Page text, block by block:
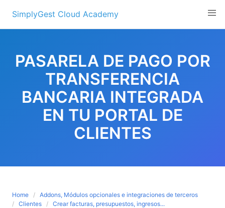
content
SimplyGest Cloud Academy
PASARELA DE PAGO POR
TRANSFERENCIA
BANCARIA INTEGRADA
EN TU PORTAL DE
CLIENTES
Home
Addons, Módulos opcionales e integraciones de terceros
Clientes
Crear facturas, presupuestos, ingresos...